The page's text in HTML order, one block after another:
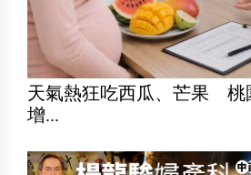
天氣熱狂吃西瓜、芒果 桃
增...